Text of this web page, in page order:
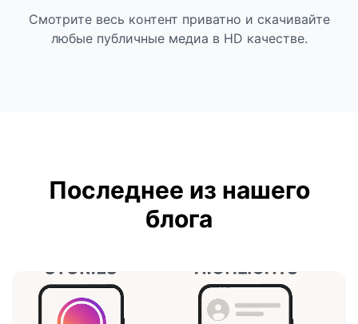
Смотрите весь контент приватно и скачивайте
любые публичные медиа в HD качестве.
Последнее из нашего
блога